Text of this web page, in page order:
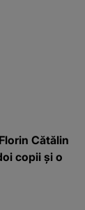
Cătălin
copii și o